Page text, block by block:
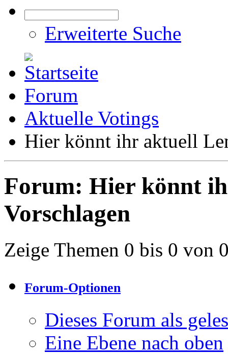
Erweiterte Suche
Forum
Aktuelle Votings
Hier könnt ihr aktuell
Forum: Hier könnt
Vorschlagen
Zeige Themen 0 bis 0 von
Forum-Optionen
Dieses Forum als
Eine Ebene nach oben